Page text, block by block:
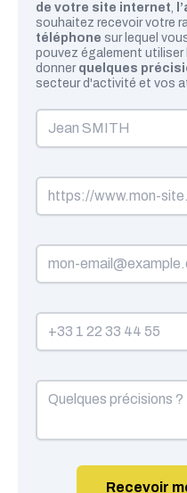
de votre site internet,
souhaitez recevoir votre
téléphone sur lequel
pouvez également utiliser
donner quelques
secteur d'activité et vos
Recevoir